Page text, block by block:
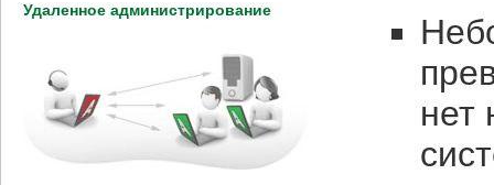
Удаленное администрирование
нет